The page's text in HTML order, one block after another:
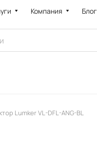
Компания Блог
Lumker VL-DFL-ANG-BL